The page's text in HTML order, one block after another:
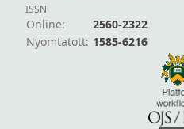
ISSN
Online:
2560-2322
Nyomtatott: 1585-6216